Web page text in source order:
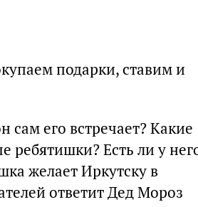
подарки, ставим и
сам его встречает? Какие
ребятишки? Есть ли у
желает Иркутску в
ответит Дед Мороз